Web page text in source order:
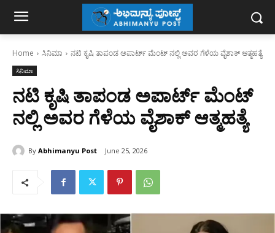
Home ಸಿನಿಮಾ ನಟಿ ಕೃಷಿ ತಾಪಂಡ ಅಪಾರ್ಟ್ ಮೆಂಟ್ ನಲ್ಲಿ ಅವರ ಗೆಳೆಯ ವೈಶಾಕ್ ಆತ್ಮಹತ್ಯೆ
ಸಿನಿಮಾ
ನಟಿ ಕೃಷಿ ತಾಪಂಡ ಅಪಾರ್ಟ್ ಮೆಂಟ್
ನಲ್ಲಿ ಅವರ ಗೆಳೆಯ ವೈಶಾಕ್ ಆತ್ಮಹತ್ಯೆ
By Abhimanyu Post June 25, 2026